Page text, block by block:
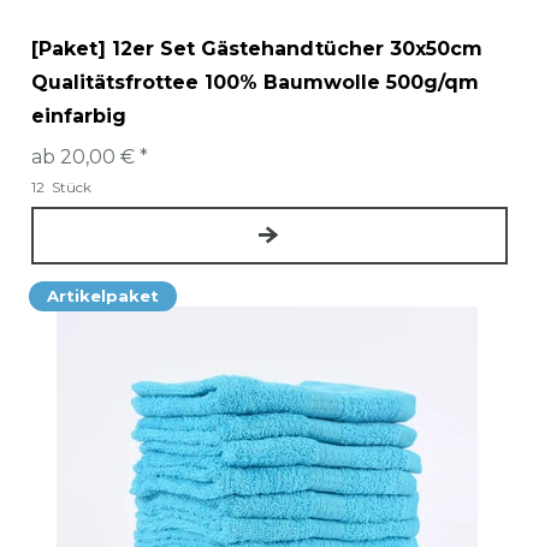
[Paket] 12er Set Gästehandtücher 30x50cm
Qualitätsfrottee 100% Baumwolle 500g/qm
einfarbig
ab 20,00 € *
12 Stück
Artikelpaket